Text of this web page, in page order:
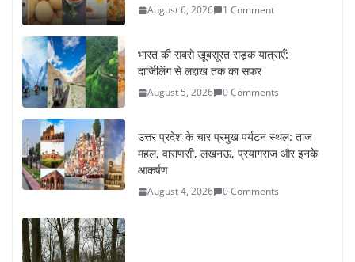
August 6, 2026 1 Comment
भारत की सबसे खूबसूरत सड़क यात्राएँ:
दार्जिलिंग से लद्दाख तक का सफर
August 5, 2026 0 Comments
उत्तर प्रदेश के चार प्रमुख पर्यटन स्थल: ताज
महल, वाराणसी, लखनऊ, प्रयागराज और इनके
आकर्षण
August 4, 2026 0 Comments